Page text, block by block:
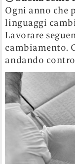
Ogni anno che
linguaggi
Lavorare
cambiamento.
andando